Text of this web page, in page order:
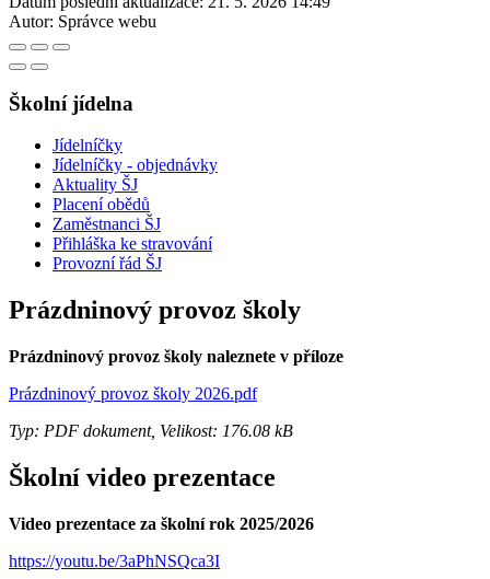
Autor: Správce webu
Školní jídelna
Jídelníčky
Jídelníčky - objednávky
Aktuality ŠJ
Placení obědů
Zaměstnanci ŠJ
Přihláška ke stravování
Provozní řád ŠJ
Prázdninový provoz školy
Prázdninový provoz školy naleznete v příloze
Prázdninový provoz školy 2026.pdf
Typ: PDF dokument, Velikost: 176.08 kB
Školní video prezentace
Video prezentace za školní rok 2025/2026
https://youtu.be/3aPhNSQca3I